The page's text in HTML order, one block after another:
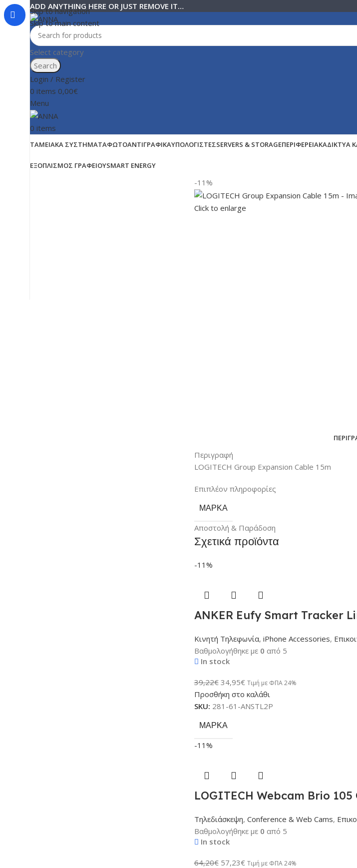
Skip to navigation
Skip to main content
ADD ANYTHING HERE OR JUST REMOVE IT…
Select category
Search
Login / Register
0 items 0,00€
Menu
0 items
ΤΑΜΕΙΑΚΆ ΣΥΣΤΉΜΑΤΑΦΩΤΟΑΝΤΙΓΡΑΦΙΚΆΥΠΟΛΟΓΙΣΤΈΣSERVERS & STORAGEΠΕΡΙΦΕΡΕΙΑΚΆΔΊΚΤΥΑ
ΕΞΟΠΛΙΣΜΌΣ ΓΡΑΦΕΊΟΥSMART ENERGY
-11%
Click to enlarge
Περιγραφή
LOGITECH Group Expansion Cable 15m
Επιπλέον πληροφορίες
ΜΆΡΚΑ
Αποστολή & Παράδοση
Σχετικά προϊόντα
-11%
ANKER Eufy Smart Tracker
Κινητή Τηλεφωνία, iPhone Accessories,
Βαθμολογήθηκε με 0 από 5
In stock
39,22€ 34,95€ Τιμή με ΦΠΑ 24%
Προσθήκη στο καλάθι
SKU: 281-61-ANSTL2P
ΜΆΡΚΑ
-11%
LOGITECH Webcam Brio
Τηλεδιάσκεψη, Conference & Web Cams,
Βαθμολογήθηκε με 0 από 5
In stock
64,20€ 57,23€ Τιμή με ΦΠΑ 24%